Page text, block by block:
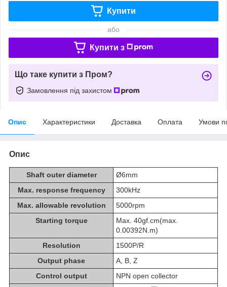
Купити
або
Купити з
Що таке купити з Пром?
Замовлення під захистом
Опис Характеристики Доставка Оплата Умови
Опис
Shaft outer diameter
Ø6mm
Max. response frequency
300kHz
Max. allowable revolution
5000rpm
Starting torque
Max. 40gf.cm(max.
0.00392N.m)
Resolution
1500P/R
Output phase
A, B, Z
Control output
NPN open collector